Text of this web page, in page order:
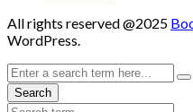
All rights reserved @2025
WordPress.
Search